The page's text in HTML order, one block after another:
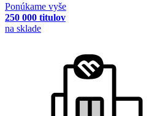
Ponúkame vyše
250 000 titulov
na sklade